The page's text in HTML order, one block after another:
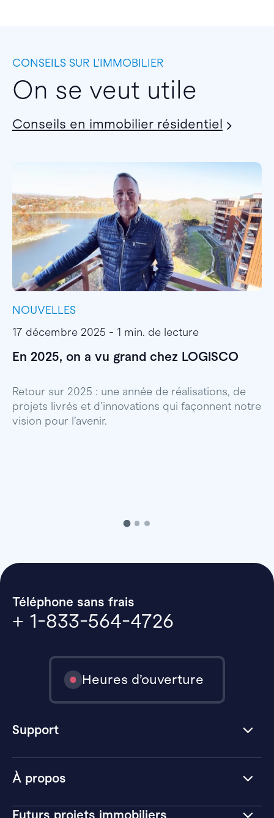
CONSEILS SUR L’IMMOBILIER
On se veut utile
Conseils en immobilier résidentiel
NOUVELLES
17 décembre 2025 - 1 min. de lecture
En 2025, on a vu grand chez LOGISCO
Retour sur 2025 : une année de réalisations, de
projets livrés et d’innovations qui façonnent notre
vision pour l’avenir.
À propos
Futurs projets immobiliers
Téléphone sans frais
+ 1-833-564-4726
Heures d’ouverture
Support